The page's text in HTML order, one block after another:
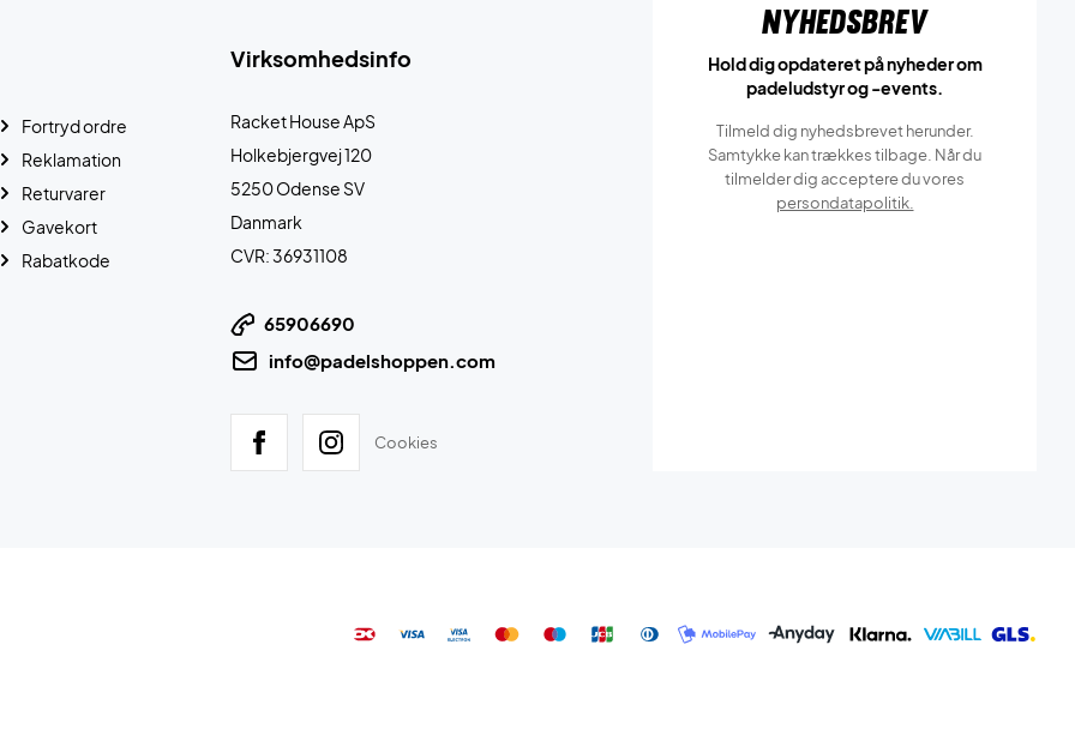
Virksomhedsinfo
Racket House ApS
Holkebjergvej 120
5250 Odense SV
Danmark
CVR: 36931108
65906690
info@padelshoppen.com
Cookies
Fortryd ordre
Reklamation
Returvarer
Gavekort
Rabatkode
Nyhedsbrev
Hold dig opdateret på nyheder om
padeludstyr og -events.
Tilmeld dig nyhedsbrevet herunder.
Samtykke kan trækkes tilbage. Når du
tilmelder dig acceptere du vores
persondatapolitik.